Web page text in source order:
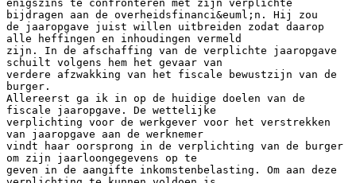
enigszins te confronteren met zijn verplichte
bijdragen aan de overheidsfinanci&euml;n. Hij zou
de jaaropgave juist willen uitbreiden zodat daarop
alle heffingen en inhoudingen vermeld
zijn. In de afschaffing van de verplichte jaaropgave
schuilt volgens hem het gevaar van
verdere afzwakking van het fiscale bewustzijn van de
burger.
Allereerst ga ik in op de huidige doelen van de
fiscale jaaropgave. De wettelijke
verplichting voor de werkgever voor het verstrekken
van jaaropgave aan de werknemer
vindt haar oorsprong in de verplichting van de burger
om zijn jaarloongegevens op te
geven in de aangifte inkomstenbelasting. Om aan deze